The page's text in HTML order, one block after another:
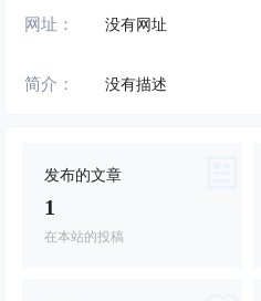
网址： 没有网址
简介： 没有描述
发布的文章
1
在本站的投稿